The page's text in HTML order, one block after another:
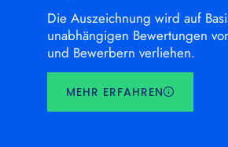
Die Auszeichnung wird auf
unabhängigen Bewertungen
und Bewerbern verliehen.
MEHR ERFAHREN